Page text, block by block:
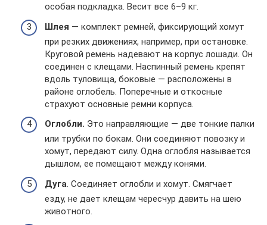
особая подкладка. Весит все 6–9 кг.
Шлея — комплект ремней, фиксирующий хомут
при резких движениях, например, при остановке.
Круговой ремень надевают на корпус лошади. Он
соединен с клещами. Наспинный ремень крепят
вдоль туловища, боковые — расположены в
районе оглобель. Поперечные и откосные
страхуют основные ремни корпуса.
Оглобли. Это направляющие — две тонкие палки
или трубки по бокам. Они соединяют повозку и
хомут, передают силу. Одна оглобля называется
дышлом, ее помещают между конями.
Дуга . Соединяет оглобли и хомут. Смягчает
езду, не дает клещам чересчур давить на шею
животного.